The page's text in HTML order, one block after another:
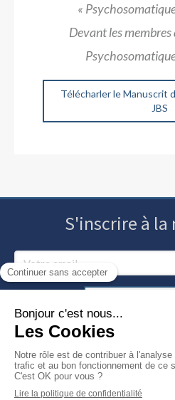
«
Devant les membres
Télécharler le Manuscrit
JBS
S'inscrire à
Votre email
Annuaire des